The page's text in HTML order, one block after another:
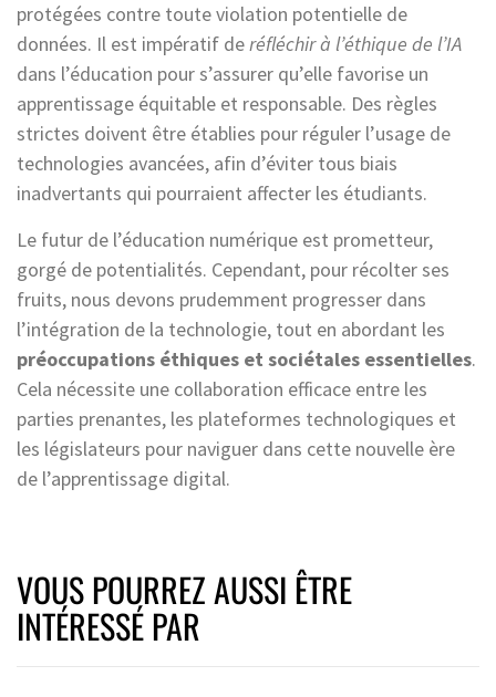
protégées contre toute violation potentielle de
données. Il est impératif deréfléchir à l’éthique de l’IA
dans l’éducation pour s’assurer qu’elle favorise un
apprentissage équitable et responsable. Des règles
strictes doivent être établies pour réguler l’usage de
technologies avancées, afin d’éviter tous biais
inadvertants qui pourraient affecter les étudiants.
Le futur de l’éducation numérique est prometteur,
gorgé de potentialités. Cependant, pour récolter ses
fruits, nous devons prudemment progresser dans
l’intégration de la technologie, tout en abordant les
préoccupations éthiques et sociétales essentielles.
Cela nécessite une collaboration efficace entre les
parties prenantes, les plateformes technologiques et
les législateurs pour naviguer dans cette nouvelle ère
de l’apprentissage digital.
VOUS POURREZ AUSSI ÊTRE
INTÉRESSÉ PAR